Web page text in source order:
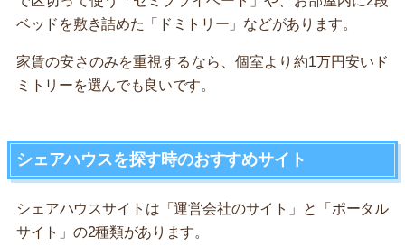
ベッドを敷き詰めた「ドミトリー」などがあります。
家賃の安さのみを重視するなら、個室より約1万円安いド
ミトリーを選んでも良いです。
シェアハウスを探す時のおすすめサイト
シェアハウスサイトは「運営会社のサイト」と「ポータル
サイト」の2種類があります。